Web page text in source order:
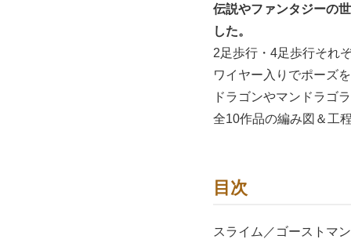
伝説やファンタジーの
した。
2足歩行・4足歩行それ
ワイヤー入りでポーズ
ドラゴンやマンドラゴ
全10作品の編み図＆工
目次
スライム／ゴーストマ